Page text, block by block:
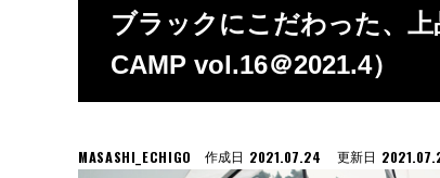
ブラックにこだわった、
CAMP vol.16＠2021.4）
MASASHI_ECHIGO 作成日 2021.07.24 更新日